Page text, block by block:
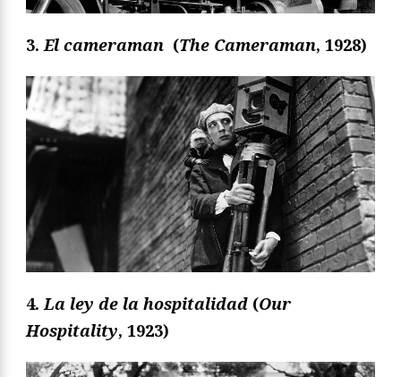
3.El cameraman (The Cameraman, 1928)
4.La ley de la hospitalidad (Our
Hospitality, 1923)